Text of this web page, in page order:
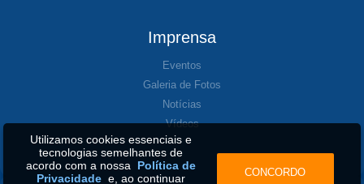
Imprensa
Eventos
Galeria de Fotos
Notícias
Vídeos
Utilizamos cookies essenciais e
tecnologias semelhantes de
acordo com a nossa Política de
Privacidadee, ao continuar CONCORDO